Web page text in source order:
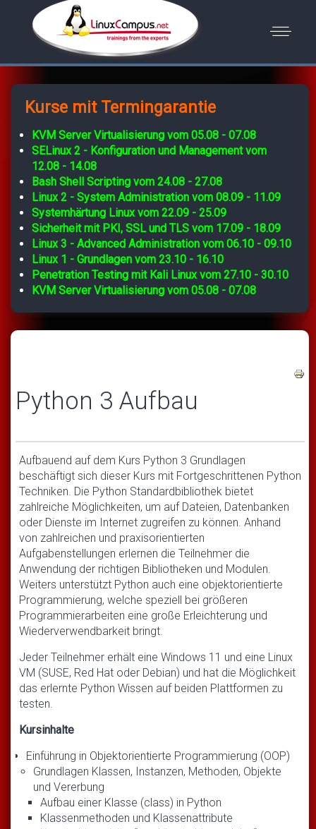
Kurse mit Termingarantie
KVM Server Virtualisierung vom 05.08 - 07.08
SELinux 2 - Konfiguration und Management vom
12.08 - 14.08
Bash Shell Scripting vom 24.08 - 27.08
Linux 2 - System Administration vom 08.09 - 11.09
Systemhärtung Linux vom 22.09 - 25.09
Sicherheit mit PKI, SSL und TLS vom 17.09 - 18.09
Linux 3 - Advanced Administration vom 06.10 - 09.10
Linux 1 - Grundlagen vom 23.10 - 16.10
Penetration Testing mit Kali Linux vom 27.10 - 30.10
KVM Server Virtualisierung vom 05.08 - 07.08
Python 3 Aufbau
Aufbauend auf dem Kurs Python 3 Grundlagen
beschäftigt sich dieser Kurs mit Fortgeschrittenen Python
Techniken. Die Python Standardbibliothek bietet
zahlreiche Möglichkeiten, um auf Dateien, Datenbanken
oder Dienste im Internet zugreifen zu können. Anhand
von zahlreichen und praxisorientierten
Aufgabenstellungen erlernen die Teilnehmer die
Anwendung der richtigen Bibliotheken und Modulen.
Weiters unterstützt Python auch eine objektorientierte
Programmierung, welche speziell bei größeren
Programmierarbeiten eine große Erleichterung und
Wiederverwendbarkeit bringt.
Jeder Teilnehmer erhält eine Windows 11 und eine Linux
VM (SUSE, Red Hat oder Debian) und hat die Möglichkeit
das erlernte Python Wissen auf beiden Plattformen zu
testen.
Kursinhalte
Einführung in Objektorientierte Programmierung (OOP)
Grundlagen Klassen, Instanzen, Methoden, Objekte
und Vererbung
Aufbau einer Klasse (class) in Python
Klassenmethoden und Klassenattribute